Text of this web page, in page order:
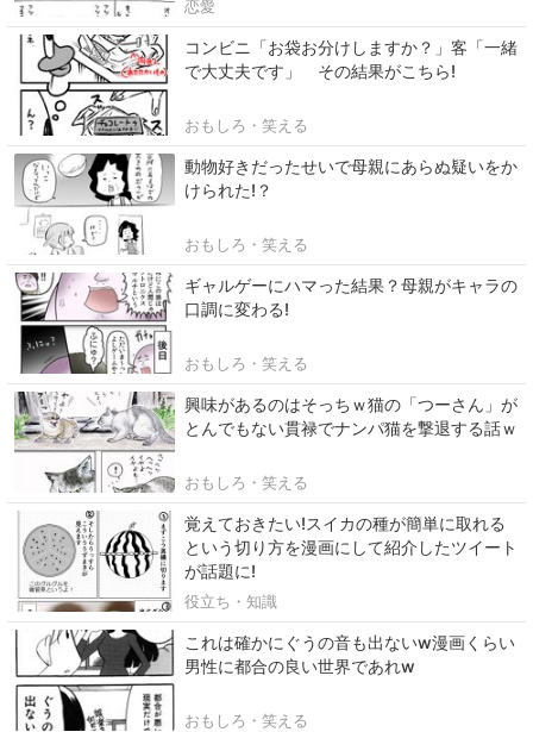
恋愛
コンビニ「お袋お分けしますか？」客「一緒
で大丈夫です」 その結果がこちら!
おもしろ・笑える
動物好きだったせいで母親にあらぬ疑いをか
けられた!？
おもしろ・笑える
ギャルゲーにハマった結果？母親がキャラの
口調に変わる!
おもしろ・笑える
興味があるのはそっちｗ猫の「つーさん」が
とんでもない貫禄でナンパ猫を撃退する話ｗ
おもしろ・笑える
覚えておきたい!スイカの種が簡単に取れる
という切り方を漫画にして紹介したツイート
が話題に!
役立ち・知識
これは確かにぐうの音も出ないw漫画くらい
男性に都合の良い世界であれw
おもしろ・笑える